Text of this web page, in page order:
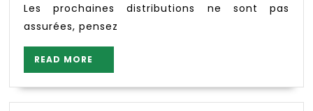
Les prochaines distributions ne sont pas
assurées, pensez
READ MORE
MORE